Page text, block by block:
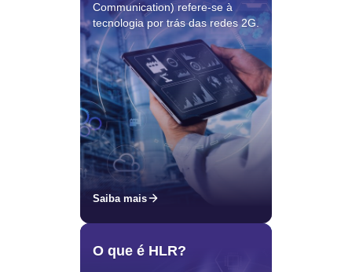
Communication) refere-se à
tecnologia por trás das redes 2G.
Saiba mais
O que é HLR?